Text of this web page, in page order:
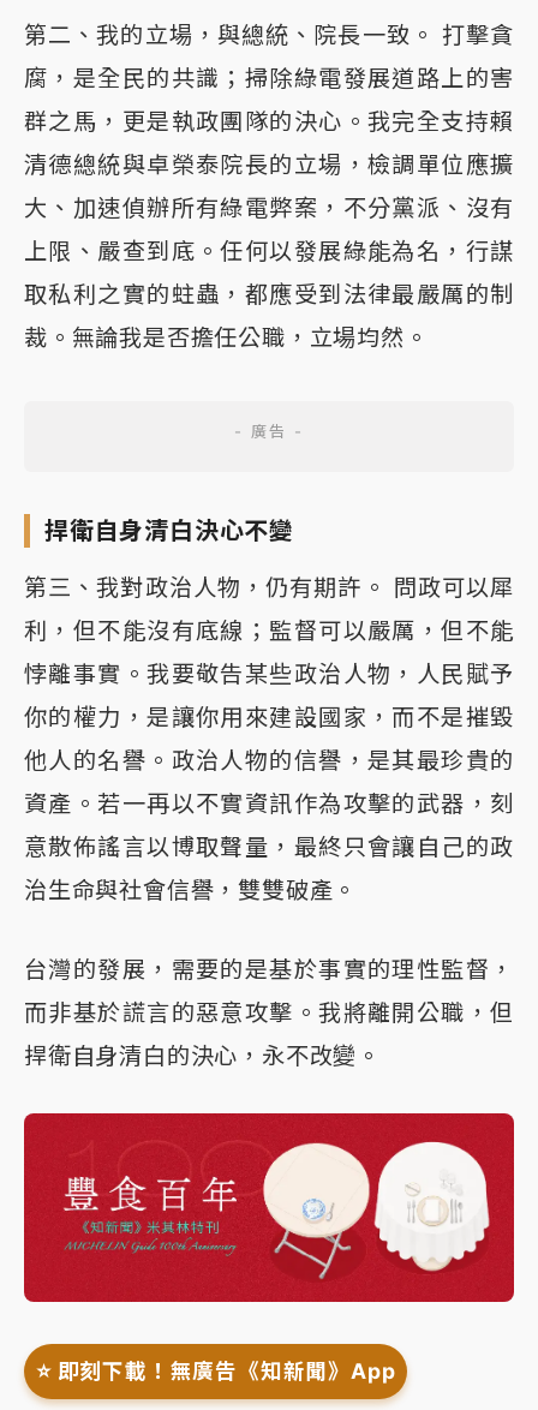
第二、我的立場，與總統、院長一致。 打擊貪
腐，是全民的共識；掃除綠電發展道路上的害
群之馬，更是執政團隊的決心。我完全支持賴
清德總統與卓榮泰院長的立場，檢調單位應擴
大、加速偵辦所有綠電弊案，不分黨派、沒有
上限、嚴查到底。任何以發展綠能為名，行謀
取私利之實的蛀蟲，都應受到法律最嚴厲的制
裁。無論我是否擔任公職，立場均然。
捍衛自身清白決心不變
第三、我對政治人物，仍有期許。 問政可以犀
利，但不能沒有底線；監督可以嚴厲，但不能
悖離事實。我要敬告某些政治人物，人民賦予
你的權力，是讓你用來建設國家，而不是摧毀
他人的名譽。政治人物的信譽，是其最珍貴的
資產。若一再以不實資訊作為攻擊的武器，刻
意散佈謠言以博取聲量，最終只會讓自己的政
治生命與社會信譽，雙雙破產。
台灣的發展，需要的是基於事實的理性監督，
而非基於謊言的惡意攻擊。我將離開公職，但
捍衛自身清白的決心，永不改變。
⭐️ 即刻下載！無廣告《知新聞》App